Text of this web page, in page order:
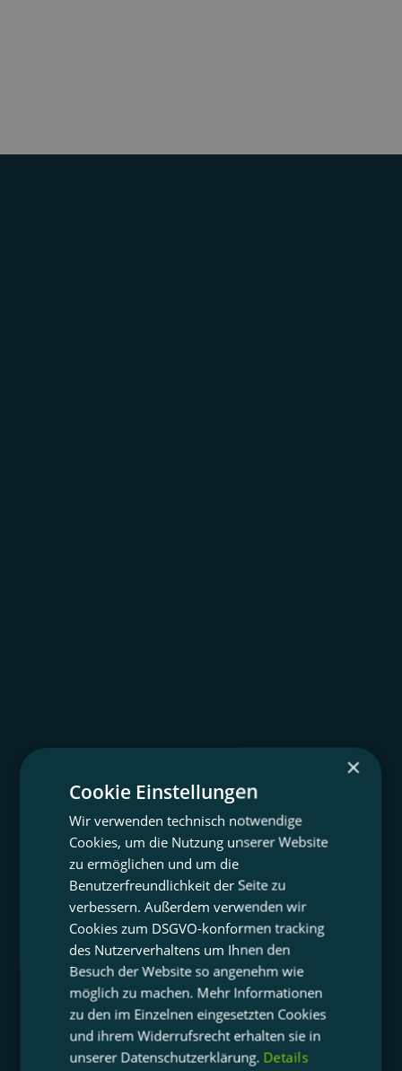
×
Cookie Einstellungen
Wir verwenden technisch notwendige
Cookies, um die Nutzung unserer Website
zu ermöglichen und um die
Benutzerfreundlichkeit der Seite zu
verbessern. Außerdem verwenden wir
Cookies zum DSGVO-konformen tracking
des Nutzerverhaltens um Ihnen den
Besuch der Website so angenehm wie
möglich zu machen. Mehr Informationen
zu den im Einzelnen eingesetzten Cookies
und ihrem Widerrufsrecht erhalten sie in
unserer Datenschutzerklärung. Details